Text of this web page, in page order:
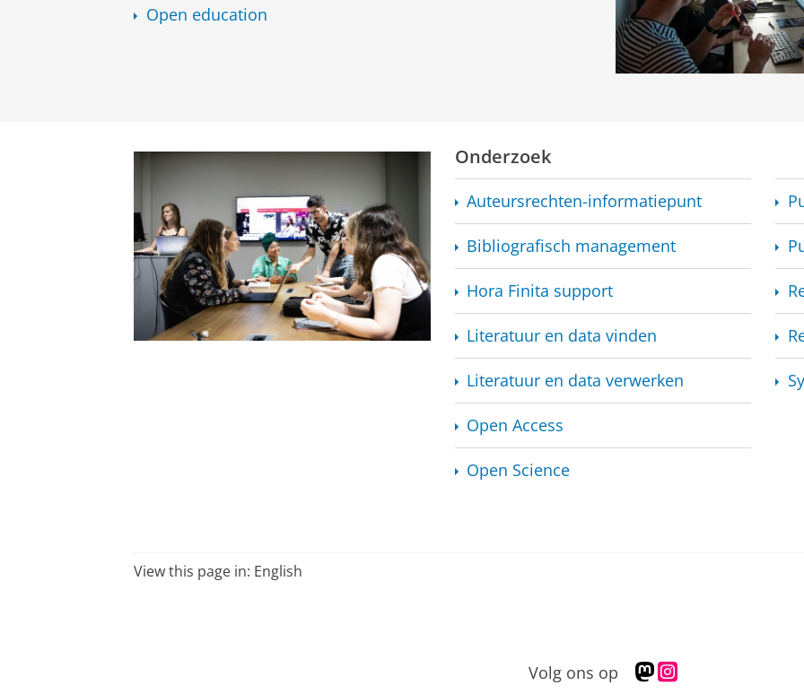
Open education
Onderzoek
Auteursrechten-informatiepunt
Bibliografisch management
Hora Finita support
Literatuur en data vinden
Literatuur en data verwerken
Open Access
Open Science
View this page in: English
Volg ons op
M